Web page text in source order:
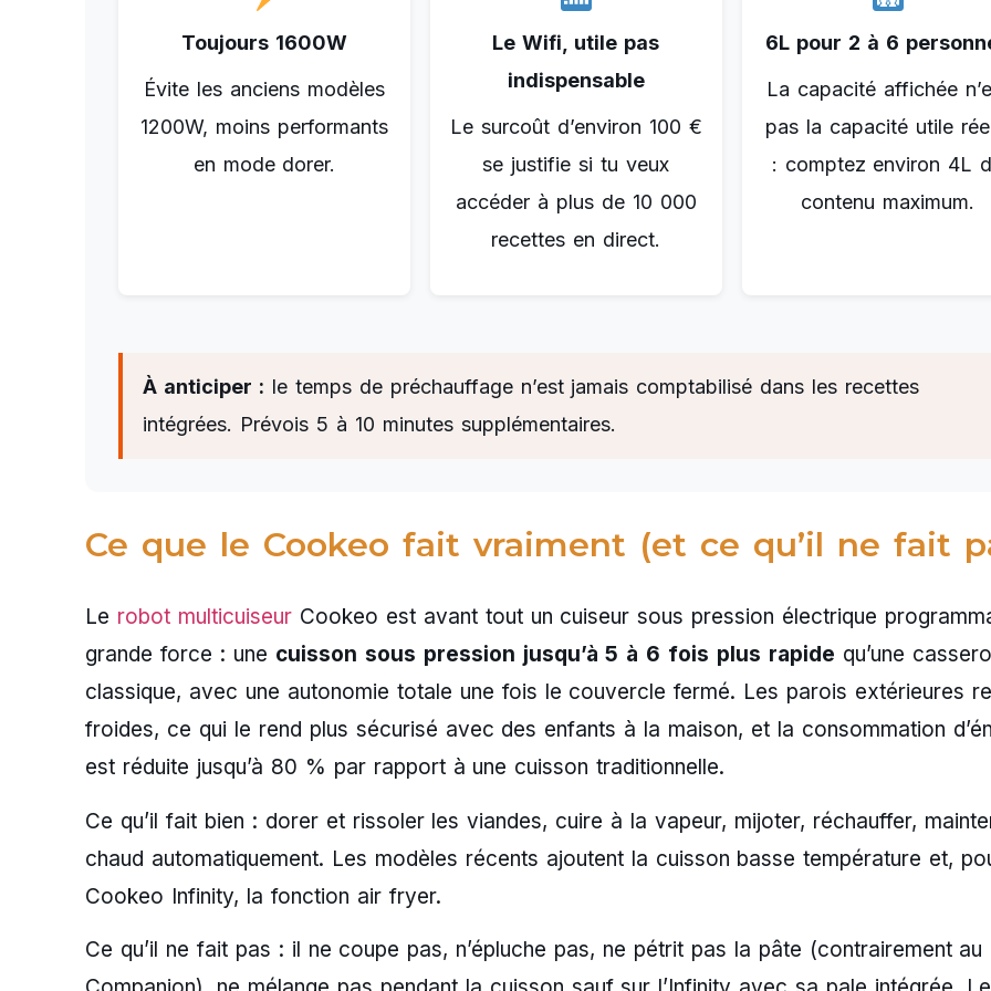
Toujours 1600W
Évite les anciens modèles
1200W, moins performants
en mode dorer.
Le Wifi, utile pas
indispensable
Le surcoût d’environ 100 €
se justifie si tu veux
accéder à plus de 10 000
recettes en direct.
6L pour 2 à 6
La capacité affichée
pas la capacité utile
: comptez environ 4L
contenu maximum.
À anticiper : le temps de préchauffage n’est jamais comptabilisé dans les recettes
intégrées. Prévois 5 à 10 minutes supplémentaires.
Ce que le Cookeo fait vraiment (et ce qu’il ne fait
Le robot multicuiseur Cookeo est avant tout un cuiseur sous pression électrique
grande force : une cuisson sous pression jusqu’à 5 à 6 fois plus rapide qu’une
classique, avec une autonomie totale une fois le couvercle fermé. Les parois extérieures
froides, ce qui le rend plus sécurisé avec des enfants à la maison, et la consommation
est réduite jusqu’à 80 % par rapport à une cuisson traditionnelle.
Ce qu’il fait bien : dorer et rissoler les viandes, cuire à la vapeur, mijoter, réchauffer,
chaud automatiquement. Les modèles récents ajoutent la cuisson basse température et,
Cookeo Infinity, la fonction air fryer.
Ce qu’il ne fait pas : il ne coupe pas, n’épluche pas, ne pétrit pas la pâte (contrairement au